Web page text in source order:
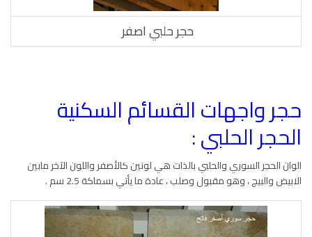
حجر حلبي اصفر
حجر واجهات القسائم السكنية
الحجر الحلبي :
الوان الحجر السوري والحلبي بالذات هي لونين كالأصفر واللون الآخر مابين
الابيض والبيج ، وهو مقبول وصلب ، عادة ما يأتي بسماكة 2.5 سم .